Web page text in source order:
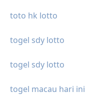
toto hk lotto
togel sdy lotto
togel sdy lotto
togel macau hari ini